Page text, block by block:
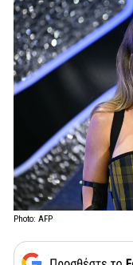
Photo: AFP